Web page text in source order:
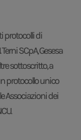
protocolli di
SCpA, Gesesa
sottoscritto, a
protocollo unico
Associazioni dei